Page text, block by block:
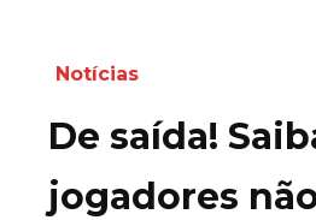
Notícias
De saída!
jogadores